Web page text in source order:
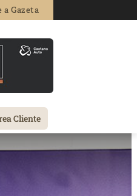
a Gazeta
Cliente